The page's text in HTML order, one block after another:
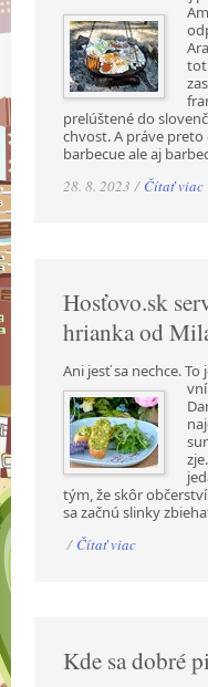
prelúštené do
chvost. A práve
barbecue ale aj
28. 8. 2023 / Čítať viac
Hosťovo.sk
hrianka od
Ani jesť sa nechce.
tým, že skôr
sa začnú slinky
/ Čítať viac
Kde sa dobré